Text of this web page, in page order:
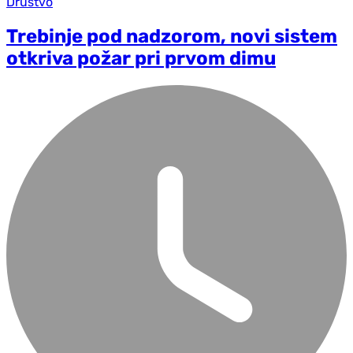
Trebinje pod nadzorom, novi sistem
otkriva požar pri prvom dimu